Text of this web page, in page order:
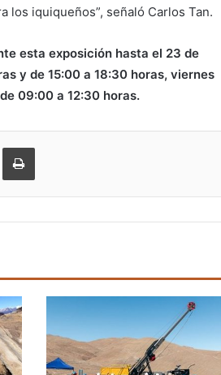
los iquiqueños”, señaló Carlos Tan.
esta exposición hasta el 23 de
y de 15:00 a 18:30 horas, viernes
09:00 a 12:30 horas.